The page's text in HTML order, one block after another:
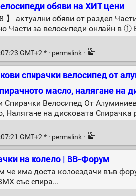
обяви на ХИТ цени
】 актуални обяви от раздел
Части за велосипеди онлайн в ①
GMT+2 * · permalink ·
спирачки велосипед от
масло, налягане на
Спирачки Велосипед От
Налягане на дисковата Спирачка
GMT+2 * · permalink ·
на колело | BB-Форум
че има доста колоездачи във
със спира...